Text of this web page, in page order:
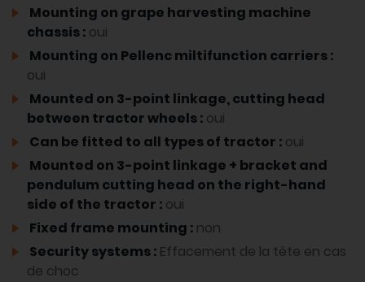
Mounting on grape harvesting machine
chassis : oui
Mounting on Pellenc miltifunction carriers :
oui
Mounted on 3-point linkage, cutting head
between tractor wheels : oui
Can be fitted to all types of tractor : oui
Mounted on 3-point linkage + bracket and
pendulum cutting head on the right-hand
side of the tractor : oui
Fixed frame mounting : non
Security systems : Effacement de la tête en cas
de choc